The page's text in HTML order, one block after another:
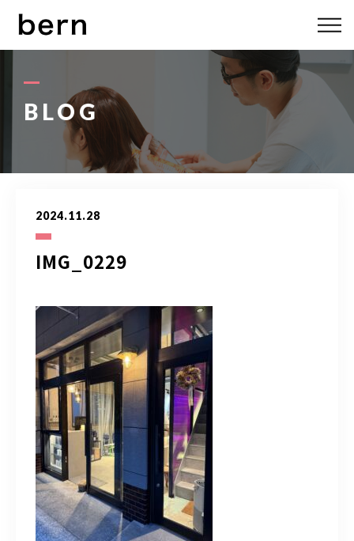
BLOG
2024.11.28
IMG_0229
ABOUT US
STYLE
bern 06-6136-6633
TERMINAL bern 06-6136-6633 【火水木日・祝】10:00～19:00
【金土】10:00〜21:00
ご予約はこちら